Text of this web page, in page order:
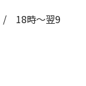
/ 18時～翌9